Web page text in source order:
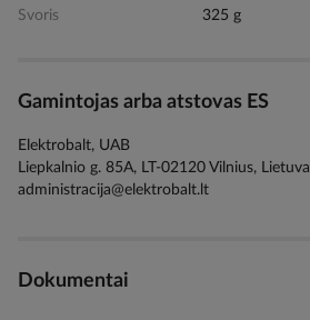
Svoris
325 g
Gamintojas arba atstovas ES
Elektrobalt, UAB
Liepkalnio g. 85A, LT-02120 Vilnius, Lietuva
administracija@elektrobalt.lt
Dokumentai